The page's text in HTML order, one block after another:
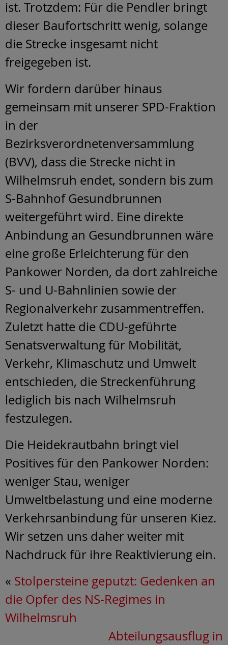
ist. Trotzdem: Für die Pendler bringt
dieser Baufortschritt wenig, solange
die Strecke insgesamt nicht
freigegeben ist.
Wir fordern darüber hinaus
gemeinsam mit unserer SPD-Fraktion
in der
Bezirksverordnetenversammlung
(BVV), dass die Strecke nicht in
Wilhelmsruh endet, sondern bis zum
S-Bahnhof Gesundbrunnen
weitergeführt wird. Eine direkte
Anbindung an Gesundbrunnen wäre
eine große Erleichterung für den
Pankower Norden, da dort zahlreiche
S- und U-Bahnlinien sowie der
Regionalverkehr zusammentreffen.
Zuletzt hatte die CDU-geführte
Senatsverwaltung für Mobilität,
Verkehr, Klimaschutz und Umwelt
entschieden, die Streckenführung
lediglich bis nach Wilhelmsruh
festzulegen.
Die Heidekrautbahn bringt viel
Positives für den Pankower Norden:
weniger Stau, weniger
Umweltbelastung und eine moderne
Verkehrsanbindung für unseren Kiez.
Wir setzen uns daher weiter mit
Nachdruck für ihre Reaktivierung ein.
« Stolpersteine geputzt: Gedenken an
die Opfer des NS-Regimes in
Wilhelmsruh
Abteilungsausflug in